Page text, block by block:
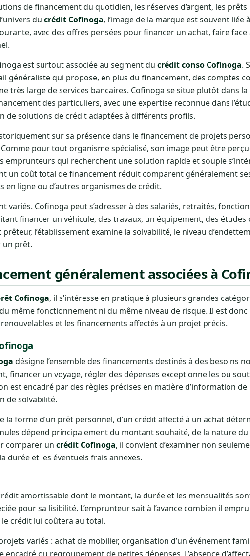
de financement du quotidien, les réserves d’argent, les
du crédit Cofinoga, l’image de la marque est souvent
avec des offres pensées pour financer un achat, faire
est surtout associée au segment du crédit conso Cofinoga.
généraliste qui propose, en plus du financement, des comptes
très large de services bancaires. Cofinoga se situe plutôt dans
des particuliers, avec une expertise reconnue dans
de solutions de crédit adaptées à différents profils.
sur sa présence dans le financement de projets
pour tout organisme spécialisé, son image peut être
emprunteurs qui recherchent une solution rapide et souple
un coût total de financement réduit comparent généralement
en ligne ou d’autres organismes de crédit.
variés. Cofinoga peut s’adresser à des salariés, retraités,
financer un véhicule, des travaux, un équipement, des études
l’établissement examine la solvabilité, le niveau
un prêt.
généralement associées à
Cofinoga, il s’intéresse en pratique à plusieurs grandes
même fonctionnement ni du même niveau de risque. Il est
et les financements affectés à un projet précis.
désigne l’ensemble des financements destinés à des besoins
financer un voyage, régler des dépenses exceptionnelles ou
est encadré par des règles précises en matière d’information de
de solvabilité.
forme d’un prêt personnel, d’un crédit affecté à un achat
dépend principalement du montant souhaité, de la nature
comparer un crédit Cofinoga, il convient d’examiner non
durée et les éventuels frais annexes.
amortissable dont le montant, la durée et les mensualités
pour sa lisibilité. L’emprunteur sait à l’avance combien il
crédit lui coûtera au total.
variés : achat de mobilier, organisation d’un événement
ou regroupement de petites dépenses. L’absence